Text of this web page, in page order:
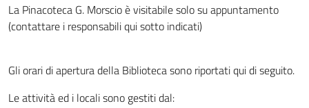
La Pinacoteca G. Morscio è visitabile solo su appuntamento
(contattare i responsabili qui sotto indicati)
Gli orari di apertura della Biblioteca sono riportati qui di seguito.
Le attività ed i locali sono gestiti dal: